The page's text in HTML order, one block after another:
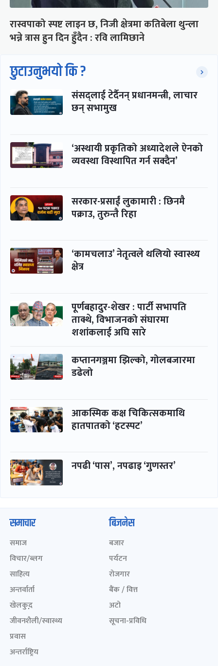
रास्वपाको स्पष्ट लाइन छ, निजी क्षेत्रमा कतिबेला थुन्ला
भन्ने त्रास हुन दिन हुँदैन : रवि लामिछाने
छुटाउनुभयो कि ?
संसद्लाई टेर्दैनन् प्रधानमन्त्री, लाचार
छन् सभामुख
‘अस्थायी प्रकृतिको अध्यादेशले ऐनको
व्यवस्था विस्थापित गर्न सक्दैन’
सरकार-प्रसाईं लुकामारी : छिनमै
पक्राउ, तुरुन्तै रिहा
‘कामचलाउ’ नेतृत्वले थलियो स्वास्थ्य
क्षेत्र
पूर्णबहादुर-शेखर : पार्टी सभापति
ताक्थे, विभाजनको संघारमा
शशांकलाई अघि सारे
कप्तानगञ्जमा झिल्को, गोलबजारमा
डढेलो
आकस्मिक कक्ष चिकित्सकमाथि
हातपातको ‘हटस्पट’
नपढी ‘पास’, नपढाइ ‘गुणस्तर’
समाचार
समाज
विचार/ब्लग
साहित्य
अन्तर्वार्ता
खेलकुद़़
जीवनशैली/स्वास्थ्य
प्रवास
अन्तर्राष्ट्रिय
बिजनेस
बजार
पर्यटन
रोजगार
बैंक / वित्त
अटो
सूचना-प्रविधि